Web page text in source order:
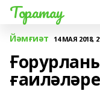
Торатау
Йәмғиәт 14 МАЯ 2018,